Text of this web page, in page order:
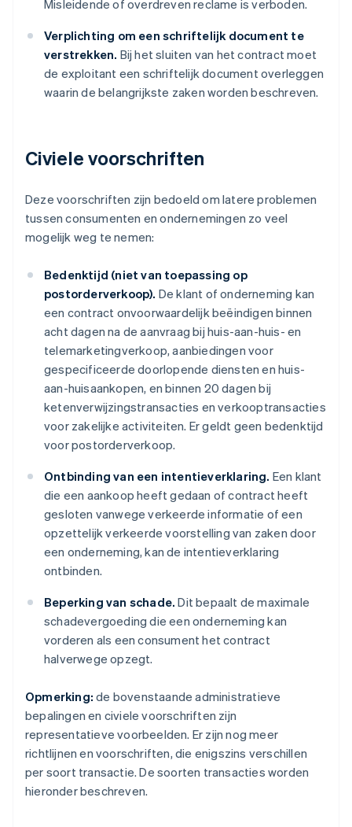
Misleidende of overdreven reclame is verboden.
Verplichting om een schriftelijk document te
verstrekken. Bij het sluiten van het contract moet
de exploitant een schriftelijk document overleggen
waarin de belangrijkste zaken worden beschreven.
Civiele voorschriften
Deze voorschriften zijn bedoeld om latere problemen
tussen consumenten en ondernemingen zo veel
mogelijk weg te nemen:
Bedenktijd (niet van toepassing op
postorderverkoop). De klant of onderneming kan
een contract onvoorwaardelijk beëindigen binnen
acht dagen na de aanvraag bij huis-aan-huis- en
telemarketingverkoop, aanbiedingen voor
gespecificeerde doorlopende diensten en huis-
aan-huisaankopen, en binnen 20 dagen bij
ketenverwijzingstransacties en verkooptransacties
voor zakelijke activiteiten. Er geldt geen bedenktijd
voor postorderverkoop.
Ontbinding van een intentieverklaring. Een klant
die een aankoop heeft gedaan of contract heeft
gesloten vanwege verkeerde informatie of een
opzettelijk verkeerde voorstelling van zaken door
een onderneming, kan de intentieverklaring
ontbinden.
Beperking van schade. Dit bepaalt de maximale
schadevergoeding die een onderneming kan
vorderen als een consument het contract
halverwege opzegt.
Opmerking: de bovenstaande administratieve
bepalingen en civiele voorschriften zijn
representatieve voorbeelden. Er zijn nog meer
richtlijnen en voorschriften, die enigszins verschillen
per soort transactie. De soorten transacties worden
hieronder beschreven.